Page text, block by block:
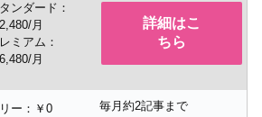
ンダード：
月
ミアム：
月
詳細はこ
ちら
ー：￥0
毎月約2記事まで